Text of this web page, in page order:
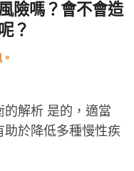
險嗎？會不會造
？
的解析 是的，適當
助於降低多種慢性疾